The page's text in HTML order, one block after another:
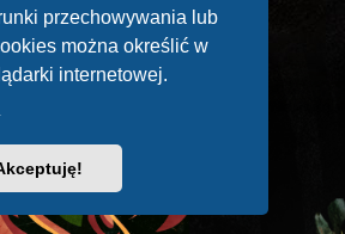
przechowywania lub
można określić w
internetowej.